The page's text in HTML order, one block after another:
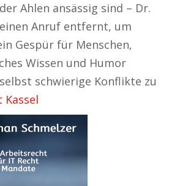
Ahlen ansässig sind – Dr.
Anruf entfernt, um
Gespür für Menschen,
Wissen und Humor
schwierige Konflikte zu
Kassel